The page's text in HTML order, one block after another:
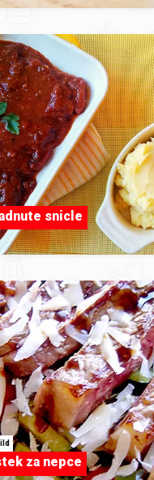
snicle
za nepce